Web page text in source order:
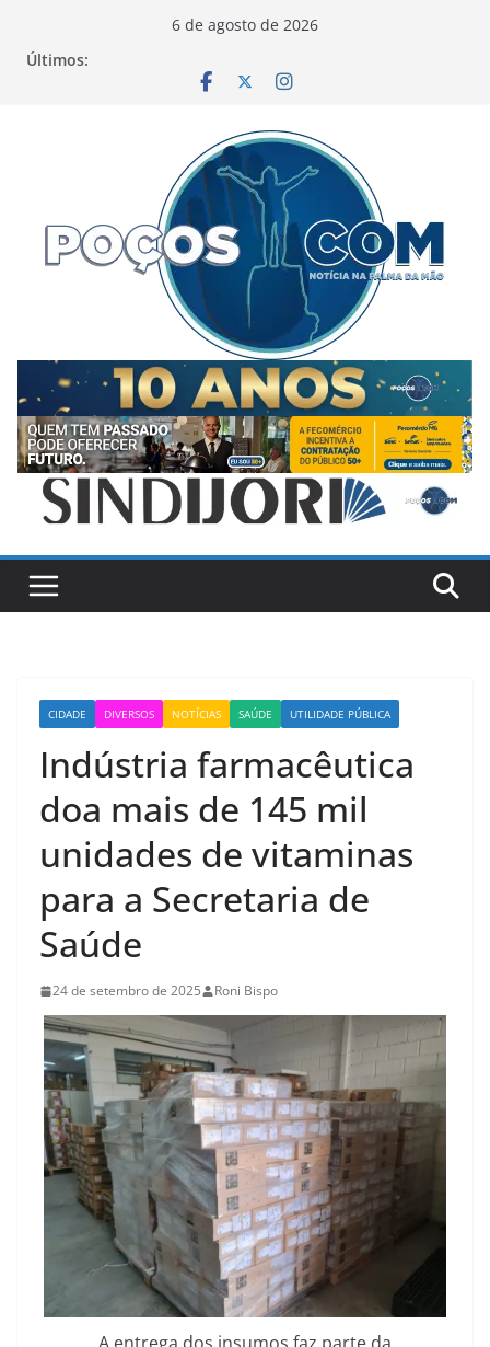
6 de agosto de 2026
Últimos:
CIDADE DIVERSOS NOTÍCIAS SAÚDE UTILIDADE PÚBLICA
Indústria farmacêutica
doa mais de 145 mil
unidades de vitaminas
para a Secretaria de
Saúde
24 de setembro de 2025 Roni Bispo
A entrega dos insumos faz parte da